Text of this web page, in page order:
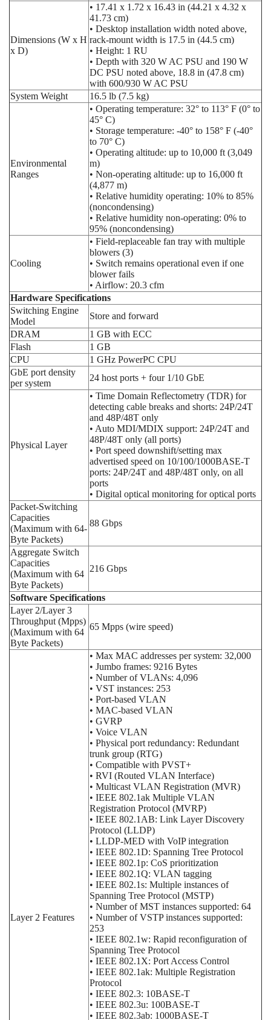
Dimensions (W x H
x D)
• 17.41 x 1.72 x 16.43 in (44.21 x 4.32 x
41.73 cm)
• Desktop installation width noted above,
rack-mount width is 17.5 in (44.5 cm)
• Height: 1 RU
• Depth with 320 W AC PSU and 190 W
DC PSU noted above, 18.8 in (47.8 cm)
with 600/930 W AC PSU
System Weight
16.5 lb (7.5 kg)
Environmental
Ranges
• Operating temperature: 32° to 113° F (0° to
45° C)
• Storage temperature: -40° to 158° F (-40°
to 70° C)
• Operating altitude: up to 10,000 ft (3,049
m)
• Non-operating altitude: up to 16,000 ft
(4,877 m)
• Relative humidity operating: 10% to 85%
(noncondensing)
• Relative humidity non-operating: 0% to
95% (noncondensing)
Cooling
• Field-replaceable fan tray with multiple
blowers (3)
• Switch remains operational even if one
blower fails
• Airflow: 20.3 cfm
Hardware Specifications
Switching Engine
Model
Store and forward
DRAM
1 GB with ECC
Flash
1 GB
CPU
1 GHz PowerPC CPU
GbE port density
per system
24 host ports + four 1/10 GbE
Physical Layer
• Time Domain Reflectometry (TDR) for
detecting cable breaks and shorts: 24P/24T
and 48P/48T only
• Auto MDI/MDIX support: 24P/24T and
48P/48T only (all ports)
• Port speed downshift/setting max
advertised speed on 10/100/1000BASE-T
ports: 24P/24T and 48P/48T only, on all
ports
• Digital optical monitoring for optical ports
Packet-Switching
Capacities
(Maximum with 64-
Byte Packets)
88 Gbps
Aggregate Switch
Capacities
(Maximum with 64
Byte Packets)
216 Gbps
Software Specifications
Layer 2/Layer 3
Throughput (Mpps)
(Maximum with 64
Byte Packets)
65 Mpps (wire speed)
Layer 2 Features
• Max MAC addresses per system: 32,000
• Jumbo frames: 9216 Bytes
• Number of VLANs: 4,096
• VST instances: 253
• Port-based VLAN
• MAC-based VLAN
• GVRP
• Voice VLAN
• Physical port redundancy: Redundant
trunk group (RTG)
• Compatible with PVST+
• RVI (Routed VLAN Interface)
• Multicast VLAN Registration (MVR)
• IEEE 802.1ak Multiple VLAN
Registration Protocol (MVRP)
• IEEE 802.1AB: Link Layer Discovery
Protocol (LLDP)
• LLDP-MED with VoIP integration
• IEEE 802.1D: Spanning Tree Protocol
• IEEE 802.1p: CoS prioritization
• IEEE 802.1Q: VLAN tagging
• IEEE 802.1s: Multiple instances of
Spanning Tree Protocol (MSTP)
• Number of MST instances supported: 64
• Number of VSTP instances supported:
253
• IEEE 802.1w: Rapid reconfiguration of
Spanning Tree Protocol
• IEEE 802.1X: Port Access Control
• IEEE 802.1ak: Multiple Registration
Protocol
• IEEE 802.3: 10BASE-T
• IEEE 802.3u: 100BASE-T
• IEEE 802.3ab: 1000BASE-T